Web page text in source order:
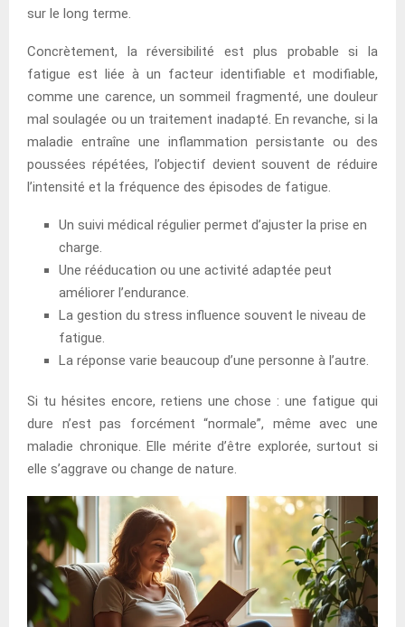
sur le long terme.
Concrètement, la réversibilité est plus probable si la
fatigue est liée à un facteur identifiable et modifiable,
comme une carence, un sommeil fragmenté, une douleur
mal soulagée ou un traitement inadapté. En revanche, si la
maladie entraîne une inflammation persistante ou des
poussées répétées, l’objectif devient souvent de réduire
l’intensité et la fréquence des épisodes de fatigue.
Un suivi médical régulier permet d’ajuster la prise en
charge.
Une rééducation ou une activité adaptée peut
améliorer l’endurance.
La gestion du stress influence souvent le niveau de
fatigue.
La réponse varie beaucoup d’une personne à l’autre.
Si tu hésites encore, retiens une chose : une fatigue qui
dure n’est pas forcément “normale”, même avec une
maladie chronique. Elle mérite d’être explorée, surtout si
elle s’aggrave ou change de nature.